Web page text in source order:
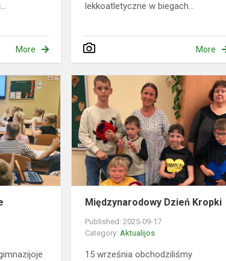
More
lekkoatletyczne w biegach...
More
Būkime
saugūs
kelyje
Międzynarodowy Dzień Kropki
Published: 2025-09-17
Category:Aktualijos
15 września obchodziliśmy